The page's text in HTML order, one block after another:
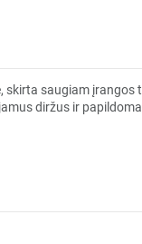
saugiam
diržus ir